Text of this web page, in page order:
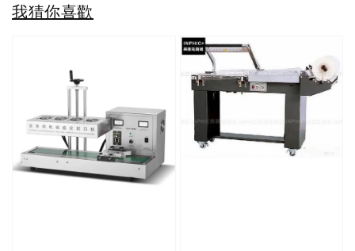
我猜你喜歡